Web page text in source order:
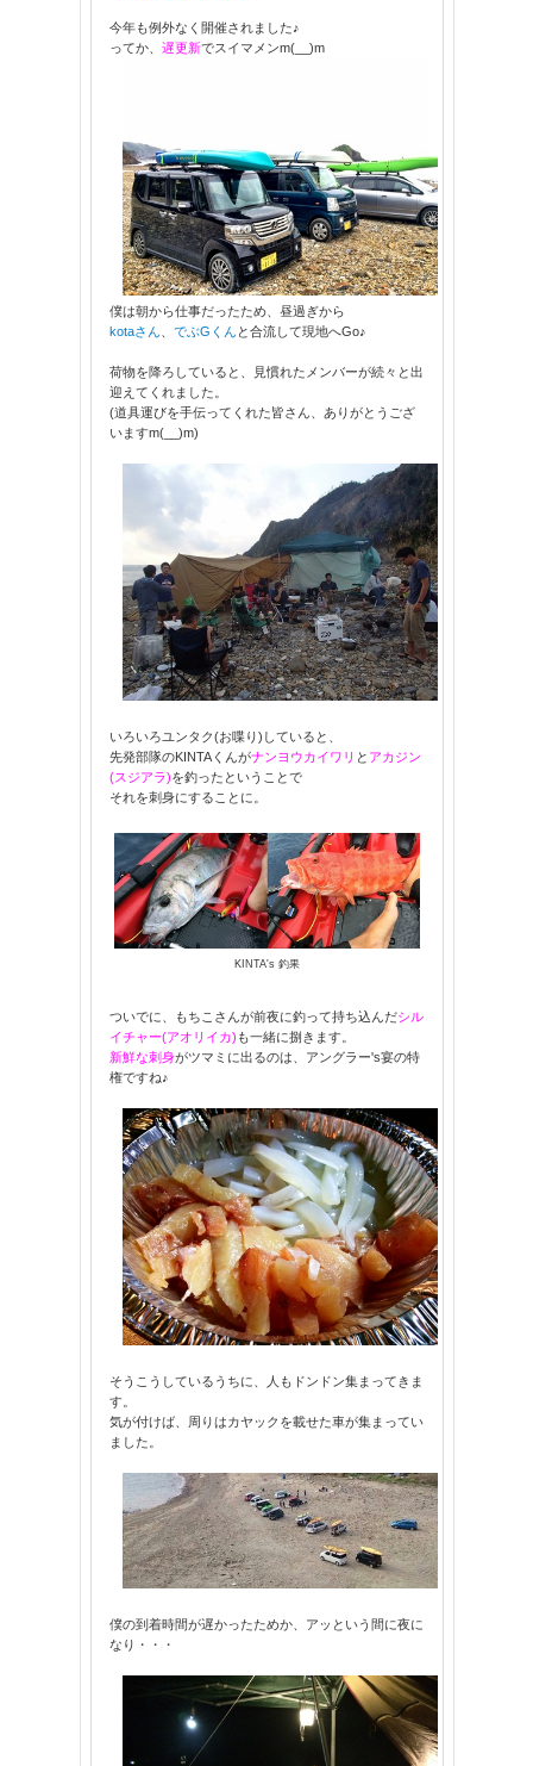
今年も例外なく開催されました♪
ってか、 遅更新でスイマメンm(__)m
僕は朝から仕事だったため、昼過ぎから
kotaさん
でぶGくん と合流して現地へGo♪
荷物を降ろしていると、見慣れたメンバーが続々と出
迎えてくれました。
(道具運びを手伝ってくれた皆さん、ありがとうござ
いますm(__)m)
いろいろユンタク(お喋り)していると、
先発部隊のKINTAくんがナンヨウカイワリ と アカジン
(スジアラ)を釣ったということで
それを刺身にすることに。
KINTA's 釣果
ついでに、もちこさんが前夜に釣って持ち込んだシル
イチャー(アオリイカ) も一緒に捌きます。
新鮮な刺身がツマミに出るのは、アングラー's宴の特
権ですね♪
そうこうしているうちに、人もドンドン集まってきま
す。
気が付けば、周りはカヤックを載せた車が集まってい
ました。
僕の到着時間が遅かったためか、アッという間に夜に
なり・・・